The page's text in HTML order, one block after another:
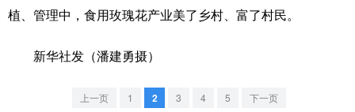
文化产业
地方频道
天津 河北
植、管理中，食用玫瑰花产业美了乡村、富了村民。
新华社发（潘建勇摄）
上一页 1 2 3 4 5 下一页